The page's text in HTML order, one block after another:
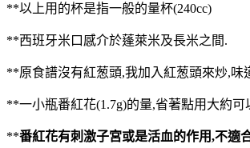
**以上用的杯是指一般的量杯(240cc)
**西班牙米口感介於蓬萊米及長米之間.
**原食譜沒有紅葱頭,我加入紅葱頭來炒,味
**一小瓶番紅花(1.7g)的量,省著點用大約可
**番紅花有刺激子宮或是活血的作用,不適